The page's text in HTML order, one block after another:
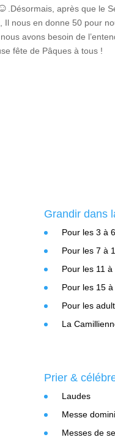
.Désormais, après que le
Il nous en donne 50 pour
avons besoin de
fête de Pâques à tous !
Grandir dans
Pour les 3 à
Pour les 7 à
Pour les 11
Pour les 15
Pour les
La
Prier &
Laudes
Messe
Messes de